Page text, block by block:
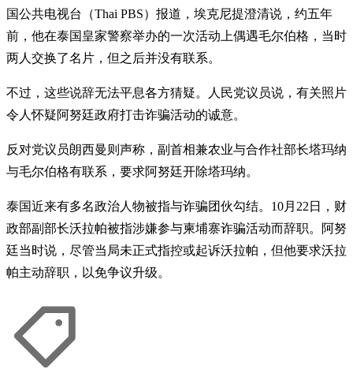
国公共电视台（Thai PBS）报道，埃克尼提澄清说，约五年
前，他在泰国皇家警察举办的一次活动上偶遇毛尔伯格，当时
两人交换了名片，但之后并没有联系。
不过，这些说辞无法平息各方猜疑。人民党议员说，有关照片
令人怀疑阿努廷政府打击诈骗活动的诚意。
反对党议员朗西曼则声称，副首相兼农业与合作社部长塔玛纳
与毛尔伯格有联系，要求阿努廷开除塔玛纳。
泰国近来有多名政治人物被指与诈骗团伙勾结。10月22日，财
政部副部长沃拉帕被指涉嫌参与柬埔寨诈骗活动而辞职。阿努
廷当时说，尽管当局未正式指控或起诉沃拉帕，但他要求沃拉
帕主动辞职，以免争议升级。